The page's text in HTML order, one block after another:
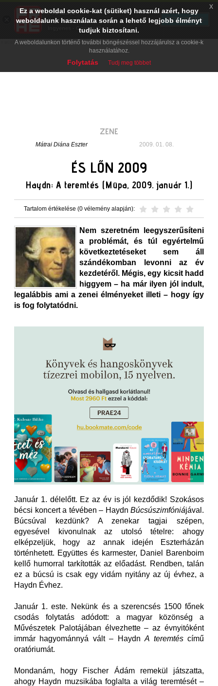
ZENE
Mátrai Diána Eszter 2009. 01. 08.
ÉS LŐN 2009
Haydn: A teremtés (Müpa, 2009. január 1.)
Tartalom értékelése (0 vélemény alapján):
Nem szeretném leegyszerűsíteni
a problémát, és túl egyértelmű
következtetéseket sem áll
szándékomban levonni az év
kezdetéről. Mégis, egy kicsit hadd
higgyem – ha már ilyen jól indult,
legalábbis ami a zenei élményeket illeti – hogy így
is fog folytatódni.
Január 1. délelőtt. Ez az év is jól kezdődik! Szokásos
bécsi koncert a tévében – Haydn Búcsúszimfóniájával.
Búcsúval kezdünk? A zenekar tagjai szépen,
egyesével kivonulnak az utolsó tételre: ahogy
elképzeljük, hogy az annak idején Eszterházán
történhetett. Együttes és karmester, Daniel Barenboim
kellő humorral tarkították az előadást. Rendben, talán
ez a búcsú is csak egy vidám nyitány az új évhez, a
Haydn Évhez.
Január 1. este. Nekünk és a szerencsés 1500 főnek
csodás folytatás adódott: a magyar közönség a
Művészetek Palotájában élvezhette – az évnyitóként
immár hagyománnyá vált – HaydnA teremtéscímű
oratóriumát.
Mondanám, hogy Fischer Ádám remekül játszatta,
ahogy Haydn muzsikába foglalta a világ teremtését –
Ez a weboldal cookie-kat (sütiket) használ azért, hogy
weboldalunk használata során a lehető legjobb élményt
tudjuk biztosítani.
A weboldalunkon történő további böngészéssel hozzájárulsz a cookie-k
használatához.
Folytatás Tudj meg többet
x
PRAE.HU
Digital Evolution
Ingyenes - Google Play
TELEPÍTÉS